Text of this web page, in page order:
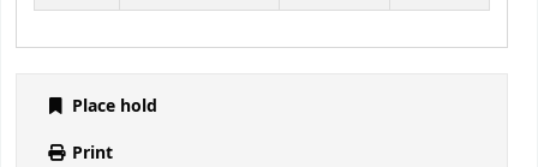
Place hold
Print